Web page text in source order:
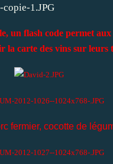
un flash code permet aux
la carte des vins sur leurs
fermier, cocotte de